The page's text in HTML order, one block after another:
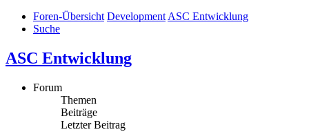
Foren-Übersicht DevelopmentASC Entwicklung
Suche
ASC Entwicklung
Forum
Themen
Beiträge
Letzter Beitrag